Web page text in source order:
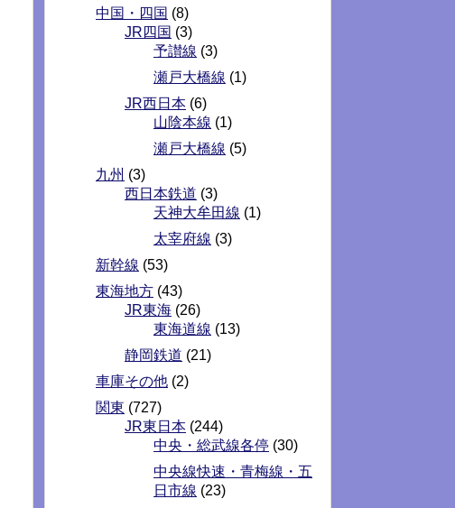
中国・四国 (8)
JR四国 (3)
予讃線 (3)
瀬戸大橋線 (1)
JR西日本 (6)
山陰本線 (1)
瀬戸大橋線 (5)
九州 (3)
西日本鉄道 (3)
天神大牟田線 (1)
太宰府線 (3)
新幹線 (53)
東海地方 (43)
JR東海 (26)
東海道線 (13)
静岡鉄道 (21)
車庫その他 (2)
関東 (727)
JR東日本 (244)
中央・総武線各停 (30)
中央線快速・青梅線・五
日市線 (23)